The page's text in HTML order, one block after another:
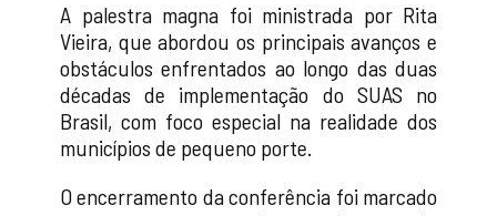
A palestra magna foi ministrada por Rita
Vieira, que abordou os principais avanços e
obstáculos enfrentados ao longo das duas
décadas de implementação do SUAS no
Brasil, com foco especial na realidade dos
municípios de pequeno porte.
O encerramento da conferência foi marcado